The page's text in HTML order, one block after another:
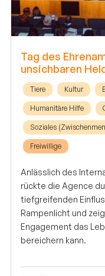
Tag des
unsichbaren
Tiere Kultur
Humanitäre Hilfe
Soziales
Freiwillige
Anlässlich des
rückte die Agence
tiefgreifenden
Rampenlicht und
Engagement das
bereichern kann.